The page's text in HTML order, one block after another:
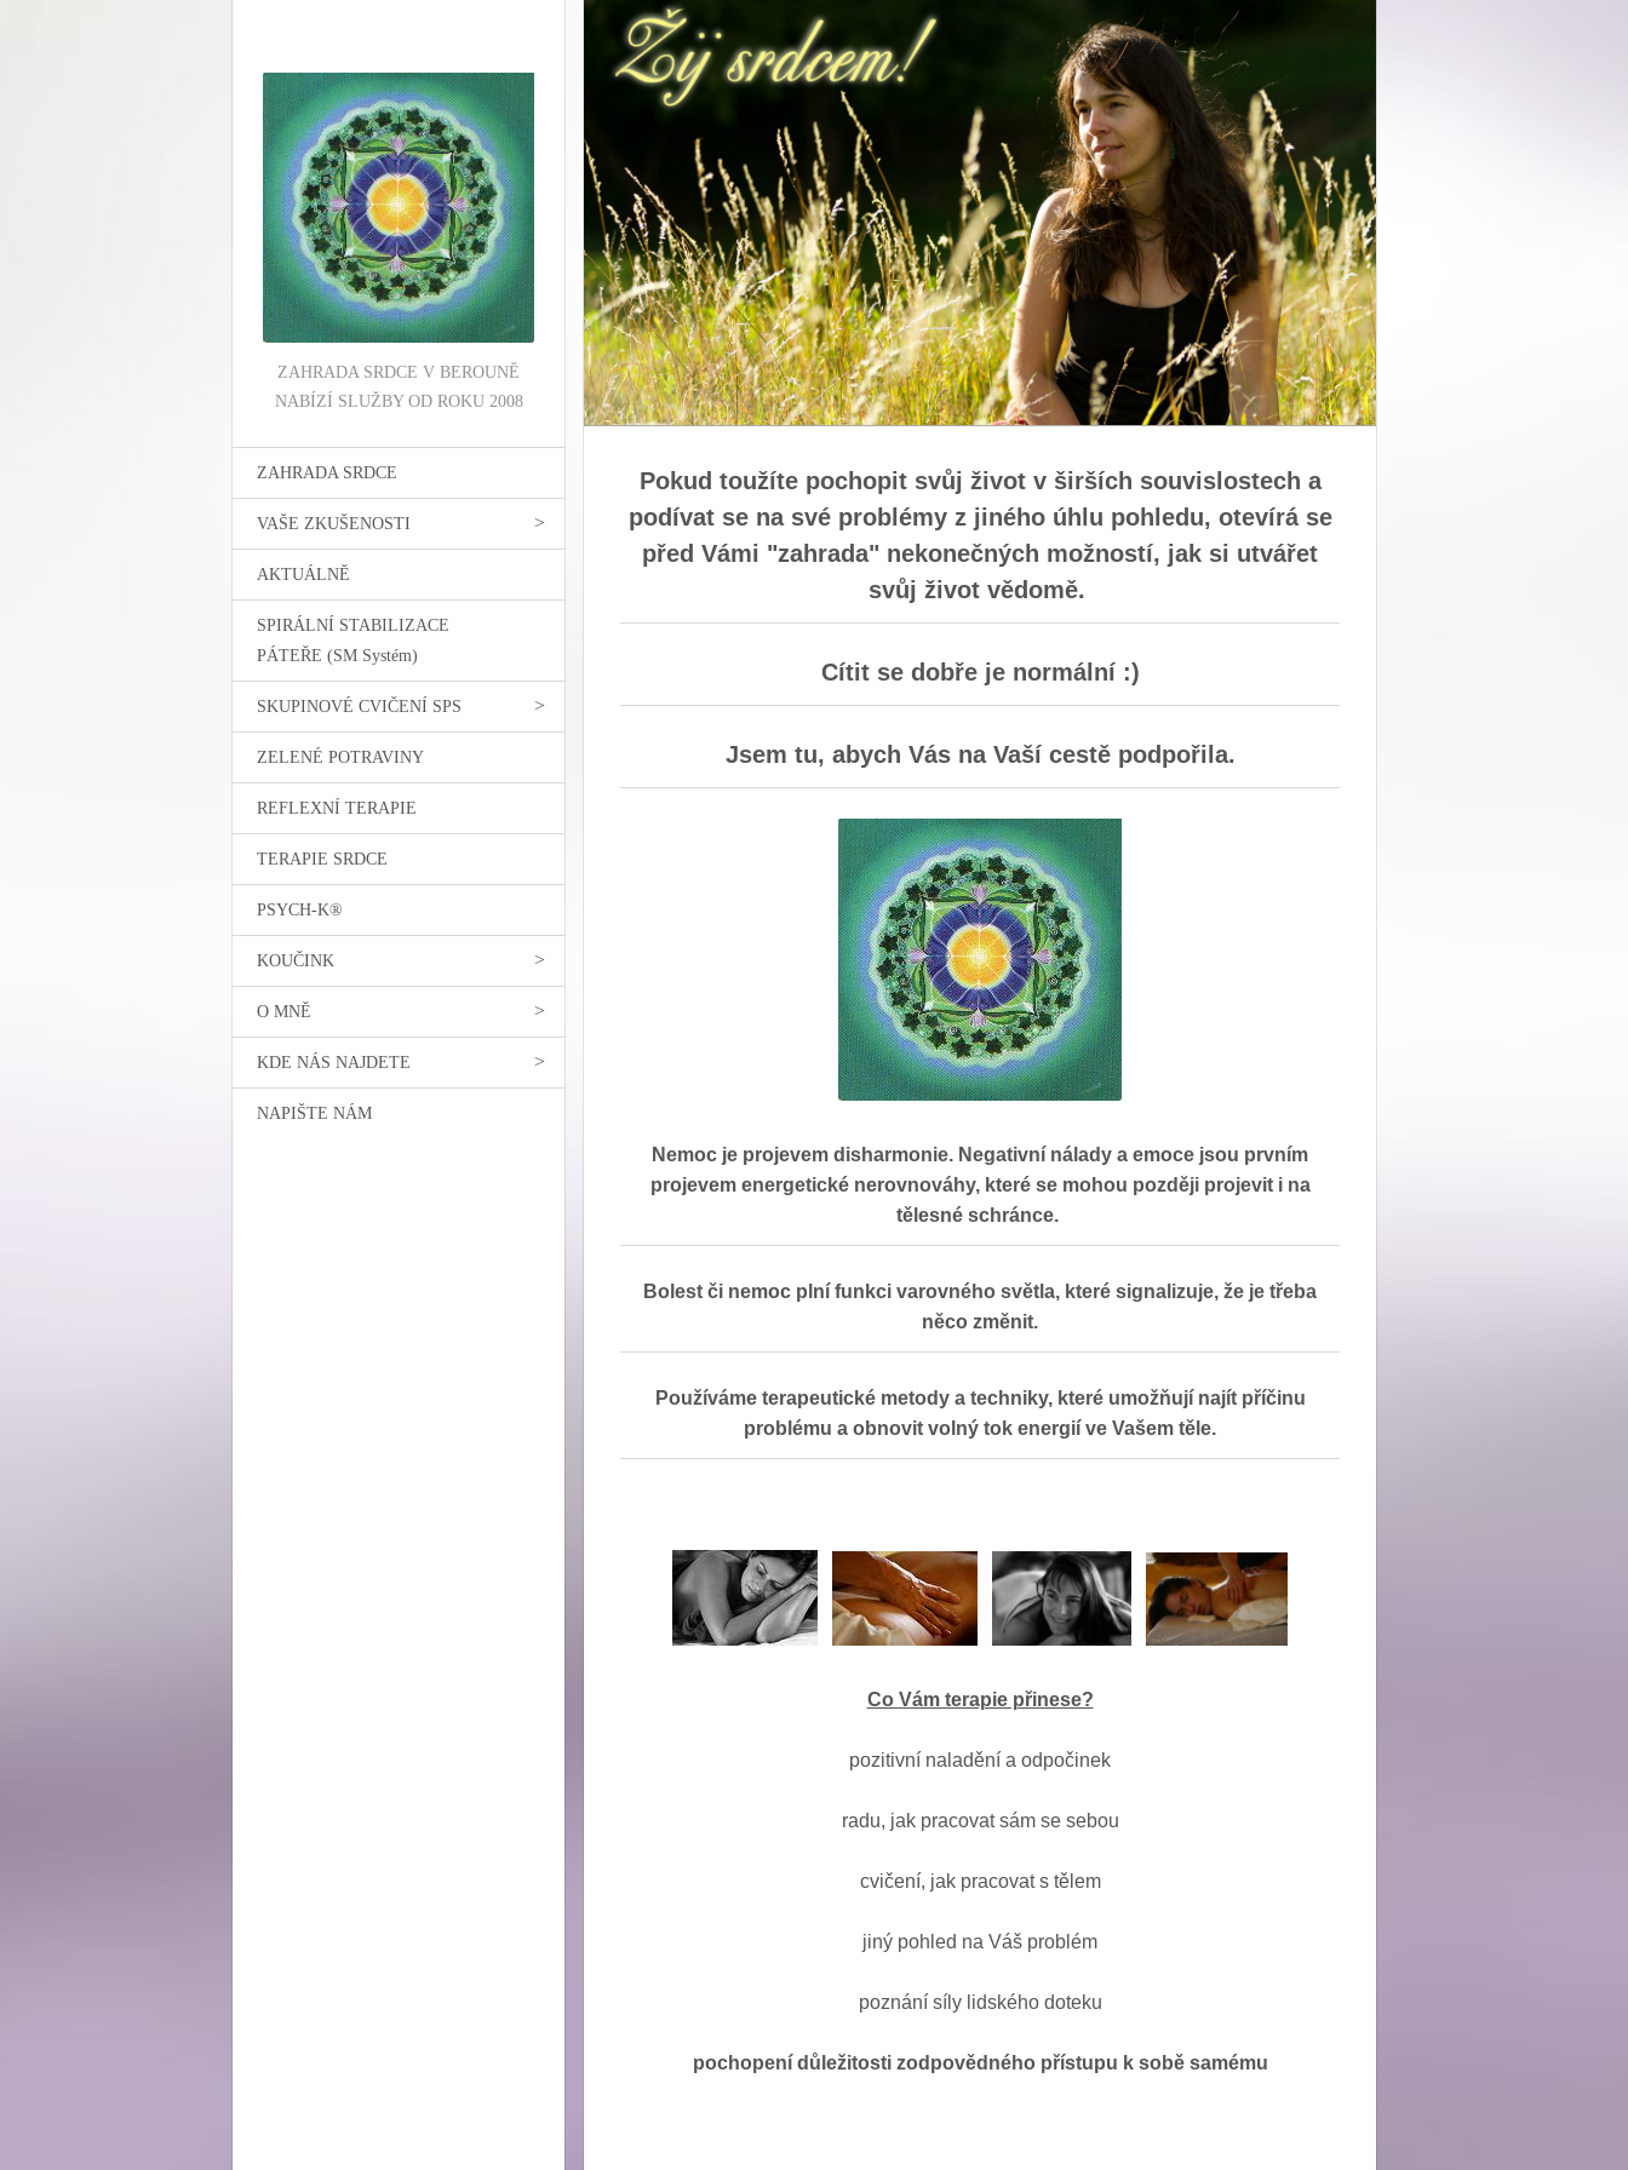
ZAHRADA SRDCE V BEROUNĚ
NABÍZÍ SLUŽBY OD ROKU 2008
ZAHRADA SRDCE
VAŠE ZKUŠENOSTI
AKTUÁLNĚ
SPIRÁLNÍ STABILIZACE
PÁTEŘE (SM Systém)
SKUPINOVÉ CVIČENÍ SPS
ZELENÉ POTRAVINY
REFLEXNÍ TERAPIE
TERAPIE SRDCE
PSYCH-K®
KOUČINK
O MNĚ
KDE NÁS NAJDETE
NAPIŠTE NÁM
Pokud toužíte pochopit svůj život v širších souvislostech a
podívat se na své problémy z jiného úhlu pohledu, otevírá se
před Vámi "zahrada" nekonečných možností, jak si utvářet
svůj život vědomě.
Cítit se dobře je normální :)
Jsem tu, abych Vás na Vaší cestě podpořila.
Nemoc je projevem disharmonie. Negativní nálady a emoce jsou prvním
projevem energetické nerovnováhy, které se mohou později projevit i na
tělesné schránce.
Bolest či nemoc plní funkci varovného světla, které signalizuje, že je třeba
něco změnit.
Používáme terapeutické metody a techniky, které umožňují najít příčinu
problému a obnovit volný tok energií ve Vašem těle.
Co Vám terapie přinese?
pozitivní naladění a odpočinek
radu, jak pracovat sám se sebou
cvičení, jak pracovat s tělem
jiný pohled na Váš problém
poznání síly lidského doteku
pochopení důležitosti zodpovědného přístupu k sobě samému